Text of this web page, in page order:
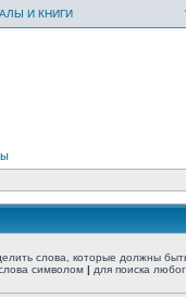
И КНИГИ
слова, которые должны
символом | для поиска